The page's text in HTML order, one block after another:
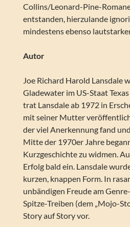
Collins/Leonard-Pine-
entstanden, hierzulande
mindestens ebenso
Autor
Joe Richard Harold Lansdale
Gladewater im US-Staat
trat Lansdale ab 1972 in
mit seiner Mutter
der viel Anerkennung fand
Mitte der 1970er Jahre
Kurzgeschichte zu widmen.
Erfolg bald ein. Lansdale
kurzen, knappen Form. In
unbändigen Freude am
Spitze-Treiben (dem „Mojo-
Story auf Story vor.